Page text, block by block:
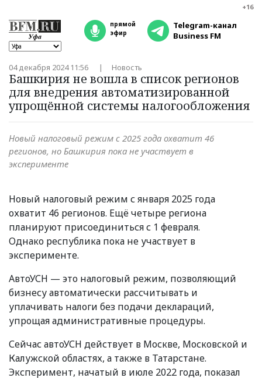
+16
прямой
эфир
Telegram-канал
Business FM
04 декабря 2024 11:56 Новость
Башкирия не вошла в список регионов
для внедрения автоматизированной
упрощённой системы налогообложения
Новый налоговый режим с 2025 года охватит 46
регионов, но Башкирия пока не участвует в
эксперименте
Новый налоговый режим с января 2025 года
охватит 46 регионов. Ещё четыре региона
планируют присоединиться с 1 февраля.
Однако республика пока не участвует в
эксперименте.
АвтоУСН — это налоговый режим, позволяющий
бизнесу автоматически рассчитывать и
уплачивать налоги без подачи деклараций,
упрощая административные процедуры.
Сейчас автоУСН действует в Москве, Московской и
Калужской областях, а также в Татарстане.
Эксперимент, начатый в июле 2022 года, показал